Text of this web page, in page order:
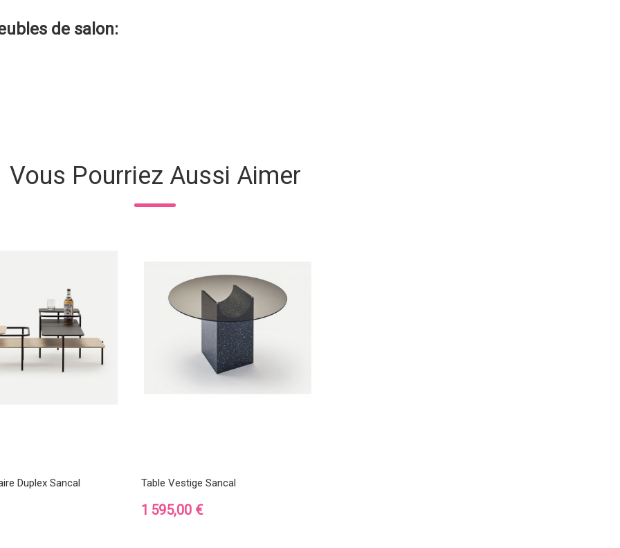
de salon:
Vous Pourriez Aussi Aimer
Duplex Sancal Table Vestige Sancal
Prix
1 595,00 €